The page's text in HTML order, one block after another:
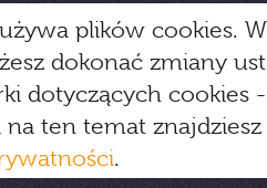
plików cookies.
dokonać zmiany
dotyczących cookies
ten temat
.